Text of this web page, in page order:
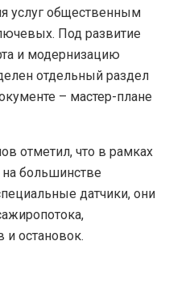
услуг общественным
Под развитие
и модернизацию
отдельный раздел
– мастер-плане
отметил, что в рамках
большинстве
датчики, они
и остановок.